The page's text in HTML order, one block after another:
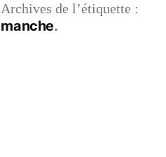
Archives de l’étiquette :
manche